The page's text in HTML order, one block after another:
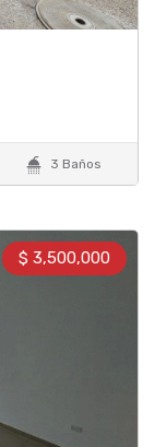
 3 Baños
$ 3,500,000